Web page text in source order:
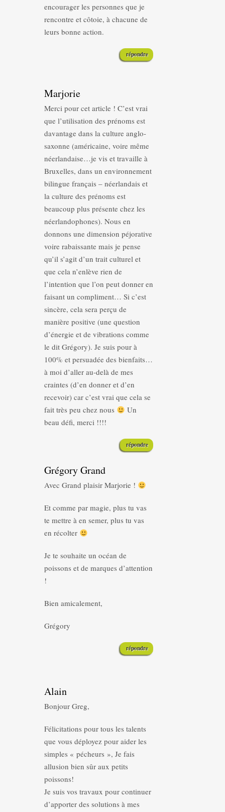
encourager les personnes que je
rencontre et côtoie, à chacune de
leurs bonne action.
répondre
Marjorie
Merci pour cet article ! C’est vrai
que l’utilisation des prénoms est
davantage dans la culture anglo-
saxonne (américaine, voire même
néerlandaise…je vis et travaille à
Bruxelles, dans un environnement
bilingue français – néerlandais et
la culture des prénoms est
beaucoup plus présente chez les
néerlandophones). Nous en
donnons une dimension péjorative
voire rabaissante mais je pense
qu’il s’agit d’un trait culturel et
que cela n’enlève rien de
l’intention que l’on peut donner en
faisant un compliment… Si c’est
sincère, cela sera perçu de
manière positive (une question
d’énergie et de vibrations comme
le dit Grégory). Je suis pour à
100% et persuadée des bienfaits…
à moi d’aller au-delà de mes
craintes (d’en donner et d’en
recevoir) car c’est vrai que cela se
fait très peu chez nous
Un
beau défi, merci !!!!
répondre
Grégory Grand
Avec Grand plaisir Marjorie !
Et comme par magie, plus tu vas
te mettre à en semer, plus tu vas
en récolter
Je te souhaite un océan de
poissons et de marques d’attention
!
Bien amicalement,
Grégory
répondre
Alain
Bonjour Greg,
Félicitations pour tous les talents
que vous déployez pour aider les
simples « pécheurs », Je fais
allusion bien sûr aux petits
poissons!
Je suis vos travaux pour continuer
d’apporter des solutions à mes